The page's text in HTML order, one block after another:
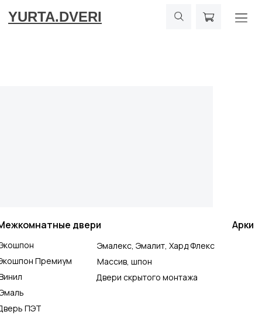
YURTA.DVERI
ПЭТ
Премиум
Двери скрытого монтажа
Массив, шпон
Эмалекс, Эмалит, Хард Флекс
Арки
двери